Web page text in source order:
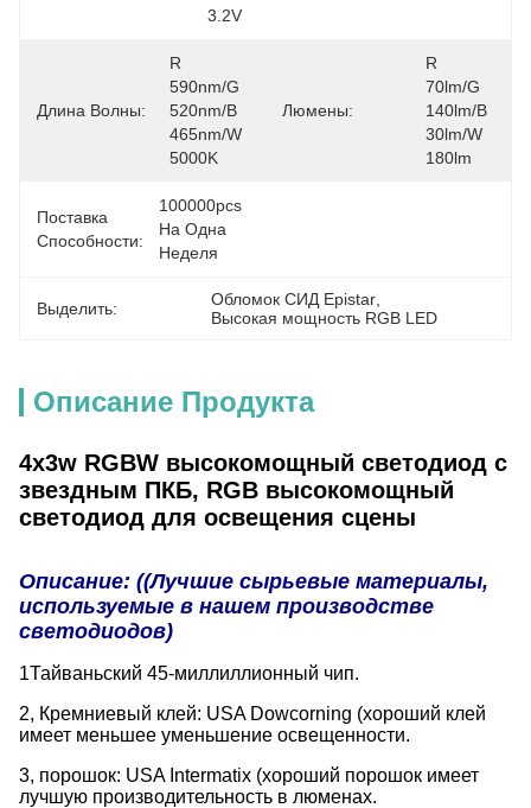
3.2V
Длина Волны:
R
590nm/G
520nm/B
465nm/W
5000K
Люмены:
R
70lm/G
140lm/B
30lm/W
180lm
Поставка
Способности:
100000pcs
На Одна
Неделя
Выделить: Обломок СИД Epistar
Высокая мощность RGB LED
Описание Продукта
4x3w RGBW высокомощный светодиод с
звездным ПКБ, RGB высокомощный
светодиод для освещения сцены
Описание: ((Лучшие сырьевые материалы,
используемые в нашем производстве
светодиодов)
1Тайваньский 45-миллиллионный чип.
2, Кремниевый клей: USA Dowcorning (хороший клей
имеет меньшее уменьшение освещенности.
3, порошок: USA Intermatix (хороший порошок имеет
лучшую производительность в люменах.